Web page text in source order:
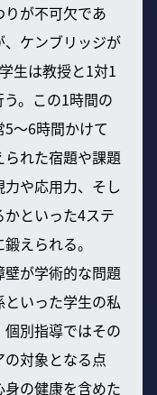
が不可欠であ
ケンブリッジが
生は教授と1対1
。この1時間の
〜6時間かけて
れた宿題や課題
や応用力、そし
といった4ステ
えられる。
が学術的な問題
いった学生の私
別指導ではその
対象となる点
の健康を含めた